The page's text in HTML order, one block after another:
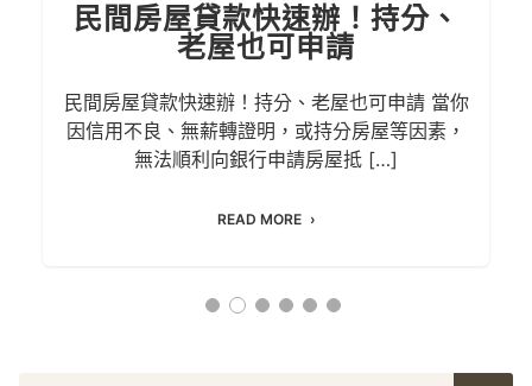
民間房屋貸款快速辦！持分、
老屋也可申請
民間房屋貸款快速辦！持分、老屋也可申請 當你
因信用不良、無薪轉證明，或持分房屋等因素，
無法順利向銀行申請房屋抵 […]
READ MORE